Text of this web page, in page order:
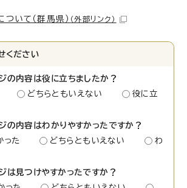
いて（群馬県） （外部リンク）
ください
の内容は役に立ちましたか？
どちらともいえない
役に立
の内容はわかりやすかったですか？
った
どちらともいえない
わ
は見つけやすかったですか？